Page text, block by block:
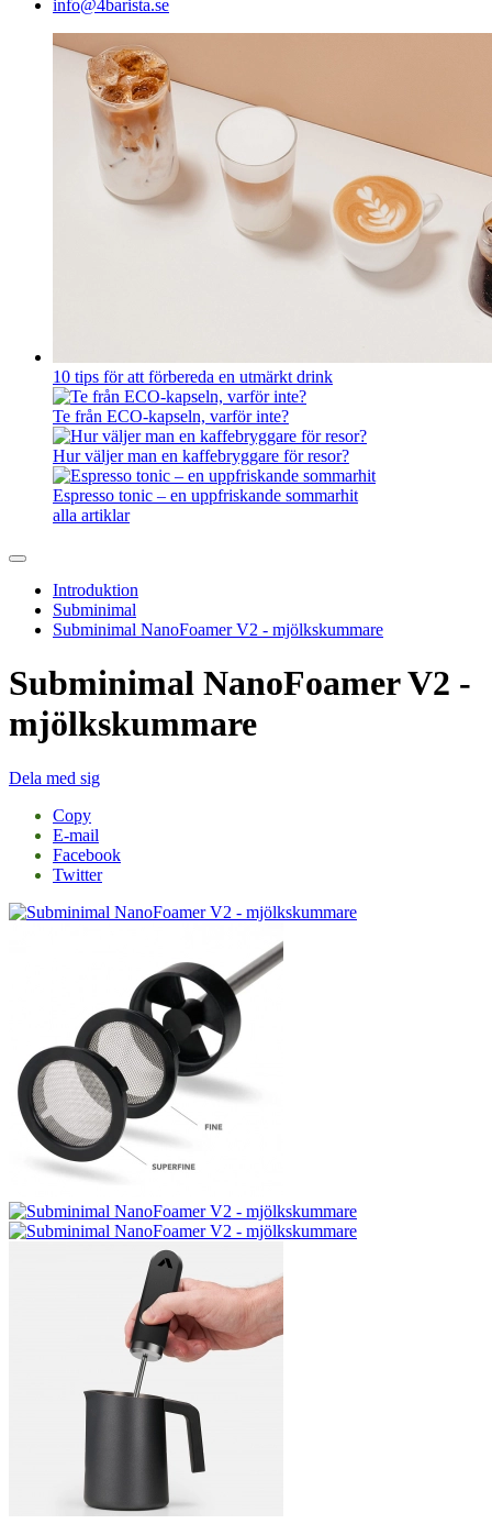
info@4barista.se
10 tips för att förbereda en utmärkt drink
Te från ECO-kapseln, varför inte?
Hur väljer man en kaffebryggare för resor?
Espresso tonic – en uppfriskande sommarhit
alla artiklar
Introduktion
Subminimal
Subminimal NanoFoamer V2 - mjölkskummare
Subminimal NanoFoamer V2 -
mjölkskummare
Dela med sig
Copy
E-mail
Facebook
Twitter